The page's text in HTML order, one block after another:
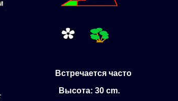
Встречается часто
Высота: 30 cm.